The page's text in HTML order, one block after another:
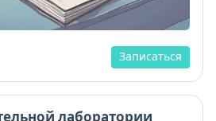
Записаться
лаборатории